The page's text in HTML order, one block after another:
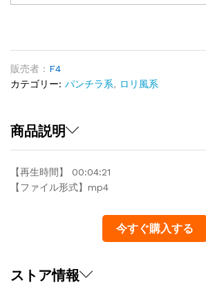
び
販売者 : F4
カテゴリー: パンチラ系, ロリ風系
商品説明
【再生時間】 00:04:21
【ファイル形式】mp4
今すぐ購入する
ストア情報